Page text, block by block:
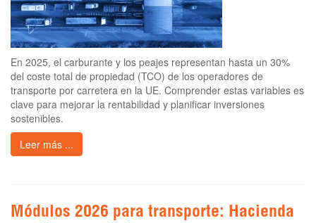
En 2025, el carburante y los peajes representan hasta un 30%
del coste total de propiedad (TCO) de los operadores de
transporte por carretera en la UE. Comprender estas variables es
clave para mejorar la rentabilidad y planificar inversiones
sostenibles.
Leer más ...
Módulos 2026 para transporte: Hacienda